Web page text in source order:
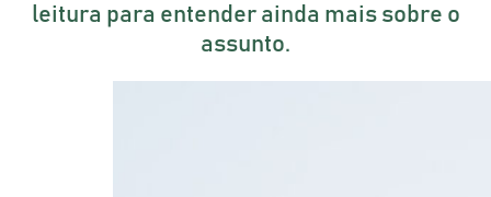
leitura para entender ainda mais sobre o
assunto.